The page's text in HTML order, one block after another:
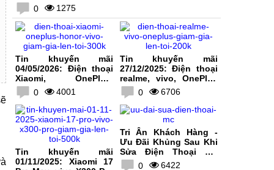
0
1275
Tin khuyến mãi
04/05/2026: Điện thoại
Xiaomi, OnePlus,
HONOR, vivo giảm giá
lên tới 300K
0 4001
Tin khuyến mãi
27/12/2025: Điện thoại
realme, vivo, OnePlus
giảm giá lên tới 200K
0 6706
Tin khuyến mãi
01/11/2025: Xiaomi 17
Tri Ân Khách Hàng -
Ưu Đãi Khủng Sau Khi
Sửa Điện Thoại Tại
MobileCity
0 6422